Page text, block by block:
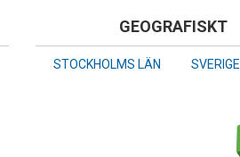
GEOGRAFISKT
STOCKHOLMS LÄN SVERIGE